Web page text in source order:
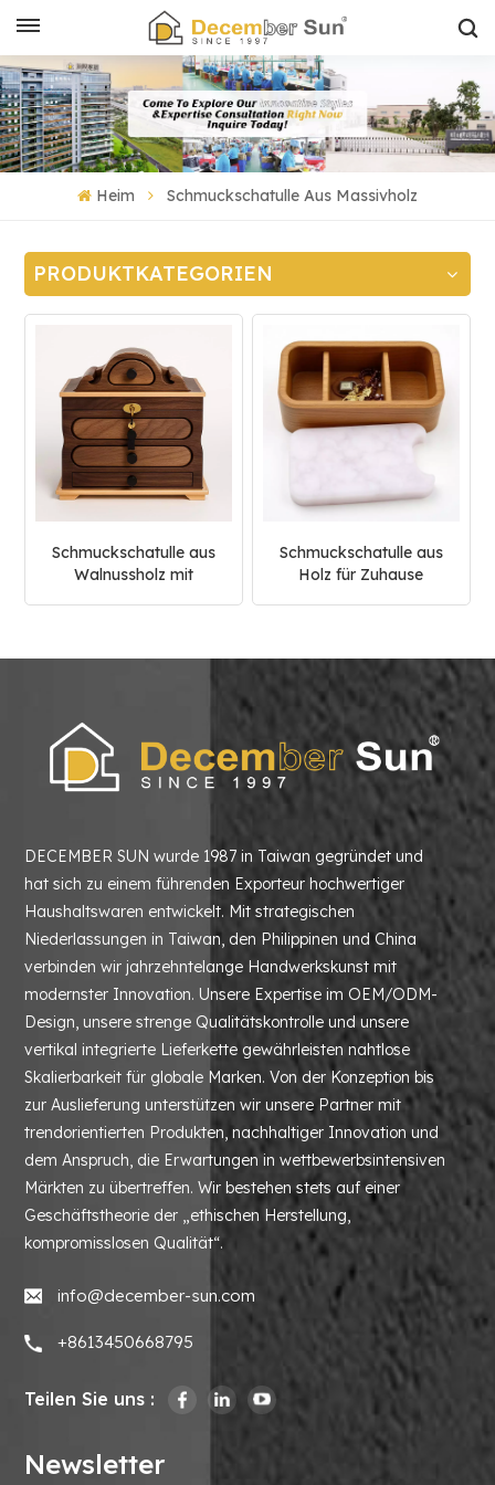
Heim Schmuckschatulle Aus Massivholz
PRODUKTKATEGORIEN
Schmuckschatulle aus
Walnussholz mit
Schmuckschatulle aus
Holz für Zuhause
DECEMBER SUN wurde 1987 in Taiwan gegründet und
hat sich zu einem führenden Exporteur hochwertiger
Haushaltswaren entwickelt. Mit strategischen
Niederlassungen in Taiwan, den Philippinen und China
verbinden wir jahrzehntelange Handwerkskunst mit
modernster Innovation. Unsere Expertise im OEM/ODM-
Design, unsere strenge Qualitätskontrolle und unsere
vertikal integrierte Lieferkette gewährleisten nahtlose
Skalierbarkeit für globale Marken. Von der Konzeption bis
zur Auslieferung unterstützen wir unsere Partner mit
trendorientierten Produkten, nachhaltiger Innovation und
dem Anspruch, die Erwartungen in wettbewerbsintensiven
Märkten zu übertreffen. Wir bestehen stets auf einer
Geschäftstheorie der „ethischen Herstellung,
kompromisslosen Qualität“.
info@december-sun.com
+8613450668795
Teilen Sie uns :
Newsletter